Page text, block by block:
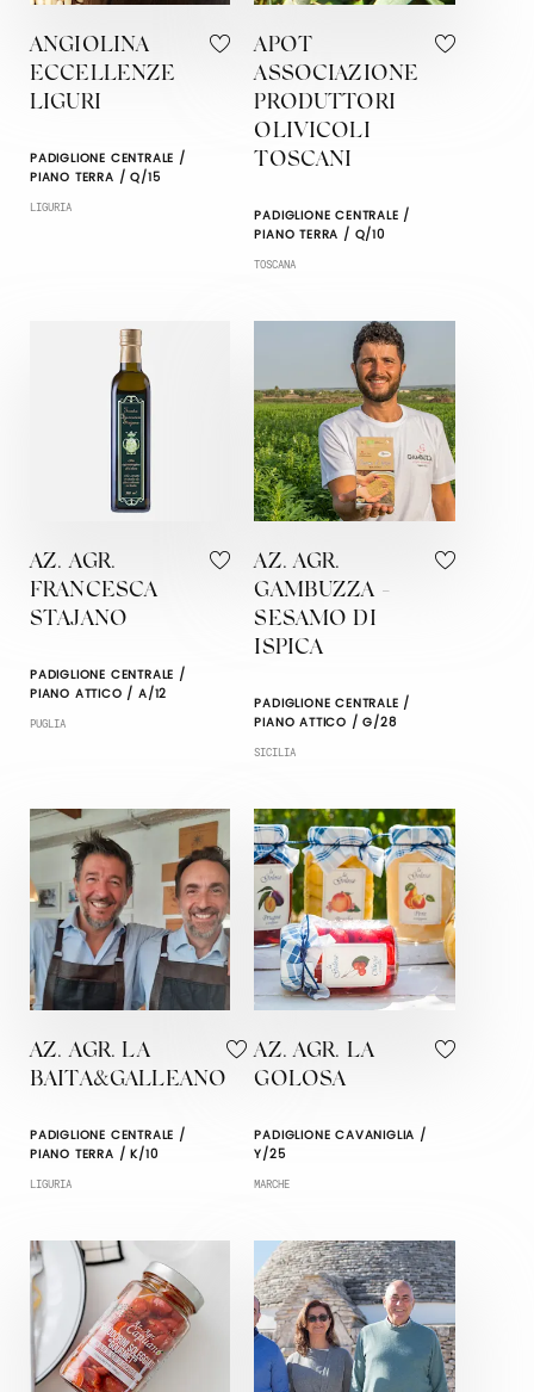
ANGIOLINA
ECCELLENZE
LIGURI
PADIGLIONE CENTRALE /
PIANO TERRA / Q/15
LIGURIA
APOT
ASSOCIAZIONE
PRODUTTORI
OLIVICOLI
TOSCANI
PADIGLIONE CENTRALE /
PIANO TERRA / Q/10
TOSCANA
AZ. AGR.
FRANCESCA
STAJANO
PADIGLIONE CENTRALE /
PIANO ATTICO / A/12
PUGLIA
AZ. AGR.
GAMBUZZA -
SESAMO DI
ISPICA
PADIGLIONE CENTRALE /
PIANO ATTICO / G/28
SICILIA
AZ. AGR. LA
BAITA&GALLEANO
PADIGLIONE CENTRALE /
PIANO TERRA / K/10
LIGURIA
AZ. AGR. LA
GOLOSA
PADIGLIONE CAVANIGLIA /
Y/25
MARCHE